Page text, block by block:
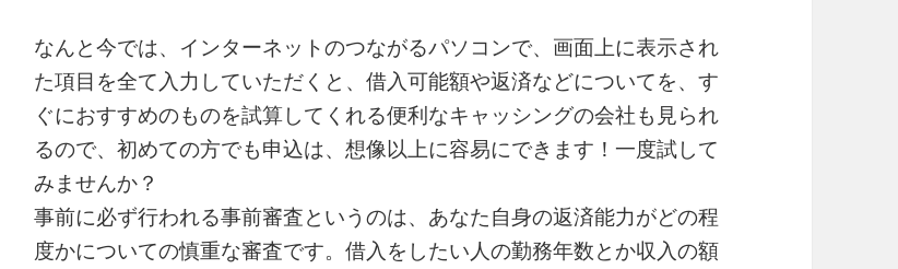
なんと今では、インターネットのつながるパソコンで、画面上に表示され
た項目を全て入力していただくと、借入可能額や返済などについてを、す
ぐにおすすめのものを試算してくれる便利なキャッシングの会社も見られ
るので、初めての方でも申込は、想像以上に容易にできます！一度試して
みませんか？
事前に必ず行われる事前審査というのは、あなた自身の返済能力がどの程
度かについての慎重な審査です。借入をしたい人の勤務年数とか収入の額